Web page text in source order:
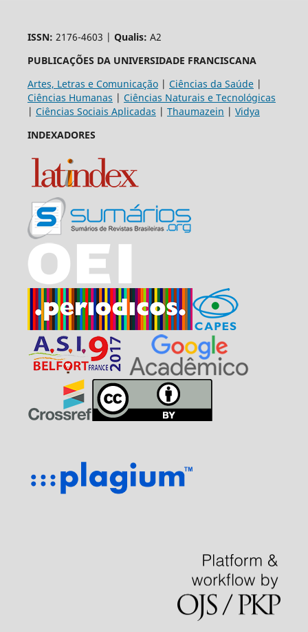
ISSN: 2176-4603 | Qualis: A2
PUBLICAÇÕES DA UNIVERSIDADE FRANCISCANA
Artes, Letras e Comunicação| Ciências da Saúde|
Ciências Humanas | Ciências Naturais e Tecnológicas
| Ciências Sociais Aplicadas | Thaumazein | Vidya
INDEXADORES